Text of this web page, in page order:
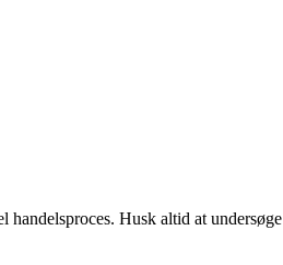
Husk altid at undersøge